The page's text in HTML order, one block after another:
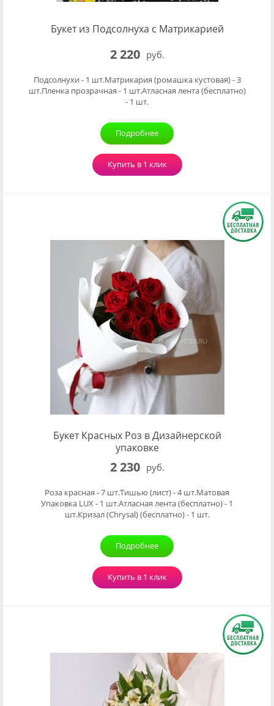
Букет из Подсолнуха с Матрикарией
2 220 руб.
Подсолнухи - 1 шт.Матрикария (ромашка кустовая) - 3
шт.Пленка прозрачная - 1 шт.Атласная лента (бесплатно)
- 1 шт.
Подробнее
Купить в 1 клик
Букет Красных Роз в Дизайнерской
упаковке
2 230 руб.
Роза красная - 7 шт.Тишью (лист) - 4 шт.Матовая
Упаковка LUX - 1 шт.Атласная лента (бесплатно) - 1
шт.Кризал (Chrysal) (бесплатно) - 1 шт.
Подробнее
Купить в 1 клик